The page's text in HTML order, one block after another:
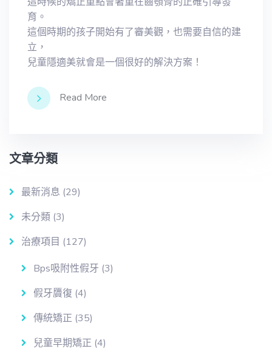
育。
這個時期的孩子開始有了審美觀，也需要自信的建
立，
兒童隱適美就會是一個很好的解決方案！
Read More
文章分類
最新消息 (29)
未分類 (3)
治療項目 (127)
Bps吸附性假牙 (3)
假牙贗復 (4)
傳統矯正 (35)
兒童早期矯正 (4)